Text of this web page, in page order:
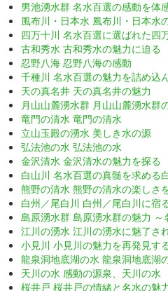
男池湧水群 名水百選の感動を体
風布川・日本水 風布川・日本水
四万十川 名水百選に選ばれた四
古和秀水 古和秀水の魅力に迫る
忍野八海 忍野八海の感動
千種川 名水百選の魅力を詰め込
天の真名井 天の真名井の魅力
月山山麓湧水群 月山山麓湧水群
竜門の清水 竜門の清水
立山玉殿の湧水 美しき水の源
弘法池の水 弘法池の水
金沢清水 金沢清水の魅力を探る
白山川 名水百選の真髄を求める
熊野の清水 熊野の清水の楽しさ
白州／尾白川 白州／尾白川に宿
島原湧水群 島原湧水群の魅力 ～
江川の湧水 江川の湧水に魅了さ
小見川 小見川の魅力を再発見す
龍泉洞地底湖の水 龍泉洞地底湖
天川の水 感動の源泉、天川の水
桜井戸 桜井戸の情緒と名水の魅